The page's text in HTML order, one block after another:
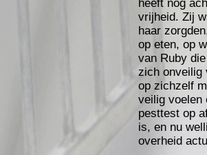
heeft nog
vrijheid. Zij
haar
op eten, op
van Ruby
zich onveilig
op zichzelf
veilig voelen
pesttest op
is, en nu
overheid